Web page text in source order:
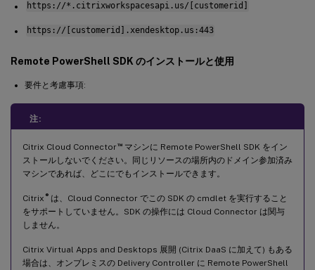
https://*.citrixworkspacesapi.us/[customerid]
https://[customerid].xendesktop.us:443
Remote PowerShell SDK のインストールと使用
要件と考慮事項:
注:
Citrix Cloud Connector™マシンに Remote PowerShell SDK をイン
ストールしないでください。同じリソースの場所内のドメイン参加済み
マシンであれば、どこにでもインストールできます。
Citrix ®は、Cloud Connector でこの SDK の cmdlet を実行すること
をサポートしていません。SDK の操作には Cloud Connector は関与
しません。
Citrix Virtual Apps and Desktops 展開 (Citrix DaaS に加えて) もある
場合は、オンプレミスの Delivery Controller に Remote PowerShell